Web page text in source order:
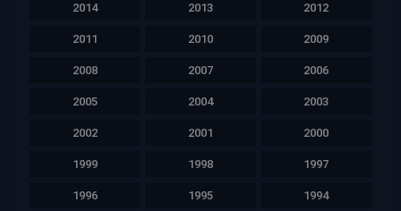
2014 2013 2012
2011 2010 2009
2008 2007 2006
2005 2004 2003
2002 2001 2000
1999 1998 1997
1996 1995 1994